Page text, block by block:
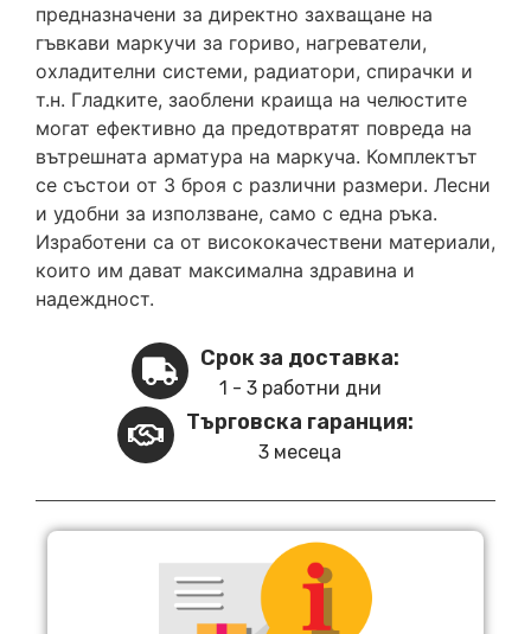
предназначени за директно захващане на
гъвкави маркучи за гориво, нагреватели,
охладителни системи, радиатори, спирачки и
т.н. Гладките, заоблени краища на челюстите
могат ефективно да предотвратят повреда на
вътрешната арматура на маркуча. Комплектът
се състои от 3 броя с различни размери. Лесни
и удобни за използване, само с една ръка.
Изработени са от висококачествени материали,
които им дават максимална здравина и
надеждност.
Срок за доставка:
1 - 3 работни дни
Търговска гаранция:
3 месеца